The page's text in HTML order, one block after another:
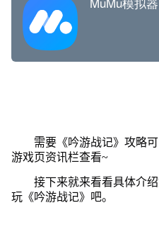
需要《吟游战记》攻略
游戏页资讯栏查看~
接下来就来看看具体介
玩《吟游战记》吧。